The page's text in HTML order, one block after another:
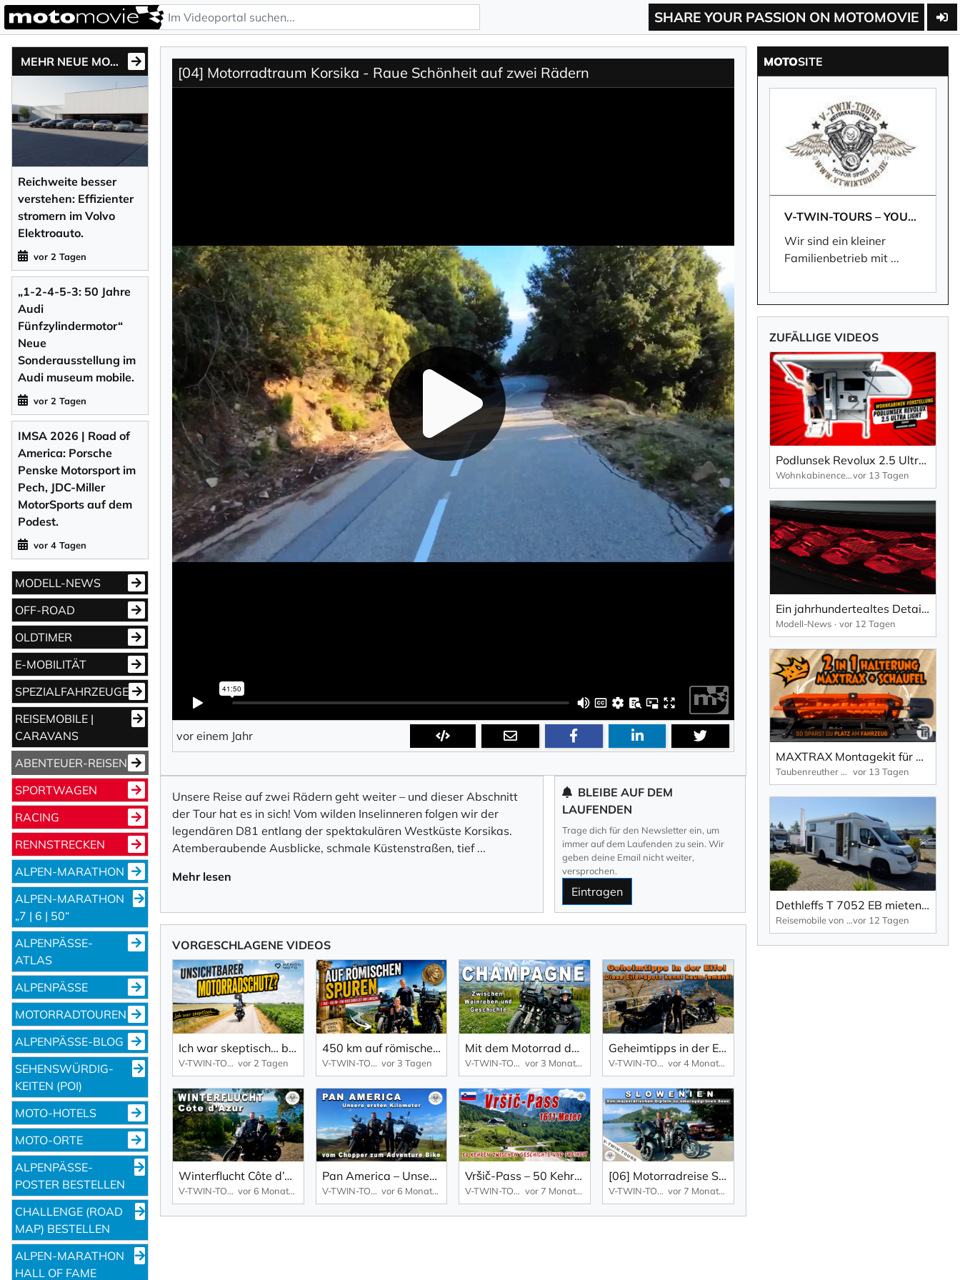
SHARE YOUR PASSION ON MOTOMOVIE
MEHR NEUE MOTONEWS
Reichweite besser
verstehen: Effizienter
stromern im Volvo
Elektroauto.
vor 2 Tagen
„1-2-4-5-3: 50 Jahre
Audi
Fünfzylindermotor“
Neue
Sonderausstellung im
Audi museum mobile.
vor 2 Tagen
IMSA 2026 | Road of
America: Porsche
Penske Motorsport im
Pech, JDC-Miller
MotorSports auf dem
Podest.
vor 4 Tagen
MODELL-NEWS
OFF-ROAD
OLDTIMER
E-MOBILITÄT
SPEZIALFAHRZEUGE
REISEMOBILE |
CARAVANS
ABENTEUER-REISEN
SPORTWAGEN
RACING
RENNSTRECKEN
ALPEN-MARATHON
ALPEN-MARATHON
„7 | 6 | 50“
ALPENPÄSSE-
ATLAS
ALPENPÄSSE
MOTORRADTOUREN
ALPENPÄSSE-BLOG
SEHENS­WÜRDIG­
KEITEN (POI)
MOTO-HOTELS
MOTO-ORTE
ALPENPÄSSE-
POSTER BESTELLEN
CHALLENGE (ROAD
MAP) BESTELLEN
ALPEN-MARATHON
HALL OF FAME
[04] Motorradtraum Korsika - Raue Schönheit auf zwei Rädern
vor einem Jahr
Unsere Reise auf zwei Rädern geht weiter – und dieser Abschnitt
der Tour hat es in sich! Vom wilden Inselinneren folgen wir der
legendären D81 entlang der spektakulären Westküste Korsikas.
Atemberaubende Ausblicke, schmale Küstenstraßen, tief ...
Mehr lesen
BLEIBE AUF DEM
LAUFENDEN
Trage dich für den Newsletter ein, um
immer auf dem Laufenden zu sein. Wir
geben deine Email nicht weiter,
versprochen.
Eintragen
VORGESCHLAGENE VIDEOS
Ich war skeptisch… bis ich diesen Motorradschutz getestet habe | Pando Moto Base Layer im Praxistest
V-TWIN-TOURS – YOUR TRAVELMAKER vor 2 Tagen
450 km auf römischen Spuren – die wohl überraschendste Motorradtour der Eifel
V-TWIN-TOURS – YOUR TRAVELMAKER vor 3 Tagen
Mit dem Motorrad durch die Champagne – Frankreichs unterschätztes Motorradparadies
V-TWIN-TOURS – YOUR TRAVELMAKER vor 3 Monaten
Geheimtipps in der Eifel - Traumstraßen, versteckte Orte & unglaubliche Ausblicke
V-TWIN-TOURS – YOUR TRAVELMAKER vor 4 Monaten
Winterflucht Côte d’Azur – Kurven statt Kälte
V-TWIN-TOURS – YOUR TRAVELMAKER vor 6 Monaten
Pan America – Unsere ersten Kilometer | Vom Chopper zum Adventure Bike
V-TWIN-TOURS – YOUR TRAVELMAKER vor 6 Monaten
Vršič-Pass – 50 Kehren zwischen Geschichte und Freiheit
V-TWIN-TOURS – YOUR TRAVELMAKER vor 7 Monaten
[06] Motorradreise Slowenien – Von majestätischen Gipfeln zu smaragdgrünen Seen
V-TWIN-TOURS – YOUR TRAVELMAKER vor 7 Monaten
MOTOSITE
V-TWIN-TOURS – YOUR TRAVELMAKER
Wir sind ein kleiner
Familienbetrieb mit ...
ZUFÄLLIGE VIDEOS
Podlunsek Revolux 2.5 Ultralight - Neue Wohnkabine aus Ende 2024
Wohnkabinencentervor 13 Tagen
Ein jahrhundertealtes Detail, neu interpretiert für eine neue Generation.
Modell-News vor 12 Tagen
MAXTRAX Montagekit für Dachgepäckträger, seitlich + Schaufel Halterung
Taubenreuther Offroad vor 13 Tagen
Dethleffs T 7052 EB mieten | Längsbetten, Hubbett & Markise
Reisemobile von Bredowvor 12 Tagen